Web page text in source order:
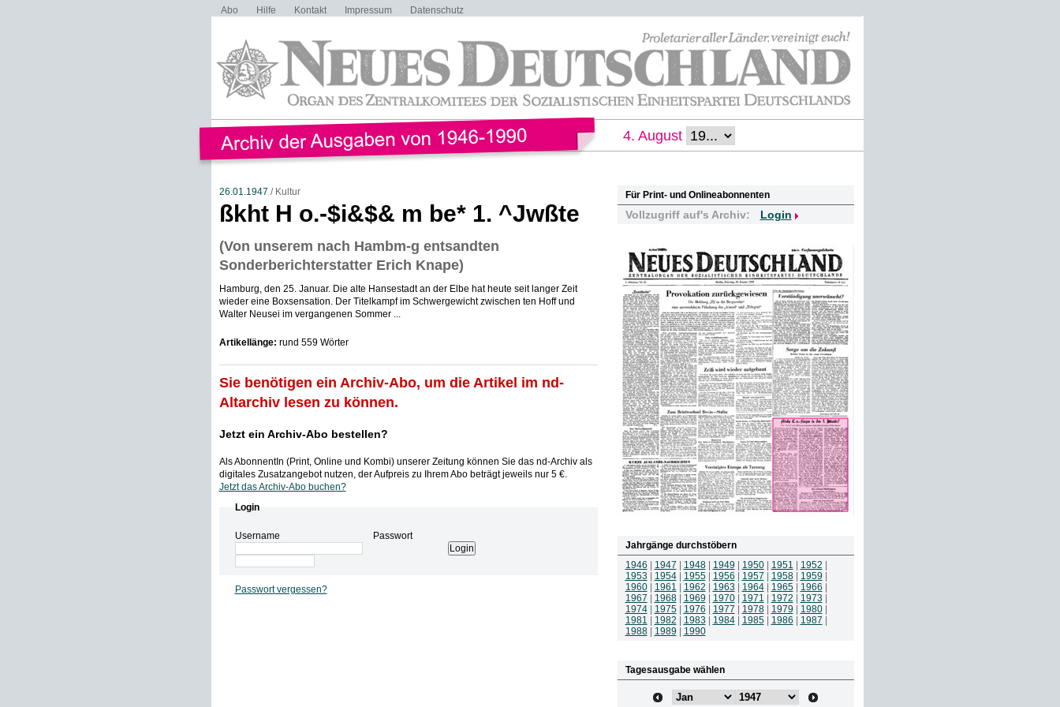
Abo Hilfe Kontakt Impressum Datenschutz
4. August
26.01.1947 / Kultur
ßkht H o.-$i&$& m be* 1. ^Jwßte
(Von unserem nach Hambm-g entsandten
Sonderberichterstatter Erich Knape)
Hamburg, den 25. Januar. Die alte Hansestadt an der Elbe hat heute seit langer Zeit
wieder eine Boxsensation. Der Titelkampf im Schwergewicht zwischen ten Hoff und
Walter Neusei im vergangenen Sommer ...
Artikellänge: rund 559 Wörter
Sie benötigen ein Archiv-Abo, um die Artikel im nd-
Altarchiv lesen zu können.
Jetzt ein Archiv-Abo bestellen?
Als AbonnentIn (Print, Online und Kombi) unserer Zeitung können Sie das nd-Archiv als
digitales Zusatzangebot nutzen, der Aufpreis zu Ihrem Abo beträgt jeweils nur 5 €.
Jetzt das Archiv-Abo buchen?
Login
Username Passwort
Passwort vergessen?
Für Print- und Onlineabonnenten
Vollzugriff auf's Archiv: Login
Jahrgänge durchstöbern
1946
1947 1948| 1949 1950| 1951 1952
1953
1954| 1955| 1956 1957 1958| 1959
1960| 1961 1962 1963 1964| 1965| 1966
1967
1968| 1969 1970| 1971 1972 1973
1974| 1975| 1976 1977 1978| 1979 1980|
1981
1982 1983 1984| 1985| 1986 1987
1988| 1989 1990
Tagesausgabe wählen